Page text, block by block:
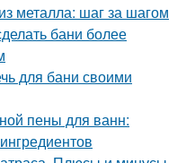
металла: шаг за шагом
бани более
для бани своими
пены для ванн: